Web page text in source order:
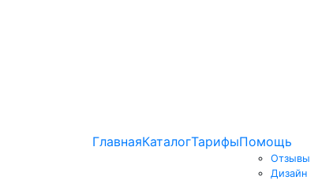
ГлавнаяКаталогТарифыПомощь
Отзывы
Дизайн